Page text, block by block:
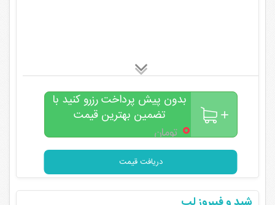
بدون پیش پرداخت رزرو کنید با
تضمین بهترین قیمت
۰تومان
دریافت قیمت